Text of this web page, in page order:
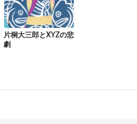
片桐大三郎とXYZの悲
劇